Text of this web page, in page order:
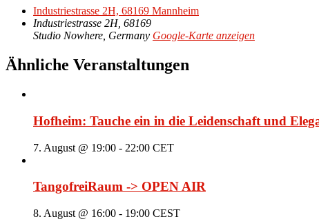
Industriestrasse 2H, 68169 Mannheim
Industriestrasse 2H, 68169
Studio Nowhere Germany Google-Karte anzeigen
Ähnliche Veranstaltungen
Hofheim: Tauche ein in die Leidenschaft und
7. August @ 19:00 - 22:00 CET
TangofreiRaum -> OPEN AIR
8. August @ 16:00 - 19:00 CEST